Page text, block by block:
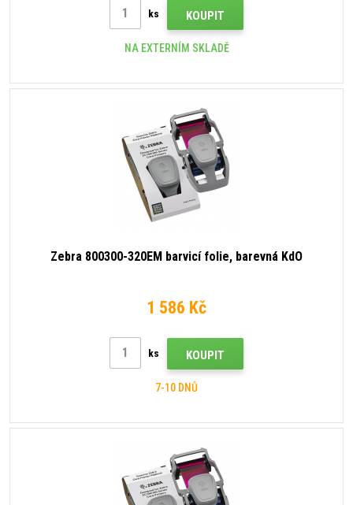
ks KOUPIT
NA EXTERNÍM SKLADĚ
Zebra 800300-320EM barvicí folie, barevná KdO
1 586 Kč
ks KOUPIT
7-10 DNŮ